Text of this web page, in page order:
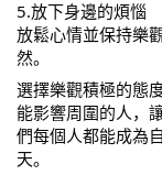
5.放下身邊的煩惱
放鬆心情並保持樂
然。
選擇樂觀積極的態
能影響周圍的人，
們每個人都能成為
天。